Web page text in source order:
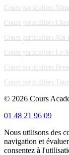
Cours particuliers
Cours particuliers
Cours particuliers Aix-
Cours particuliers Le
Cours particuliers Brest
Cours particuliers
© 2026 Cours
01 48 21 96 09
Nous utilisons des
navigation et
consentez à